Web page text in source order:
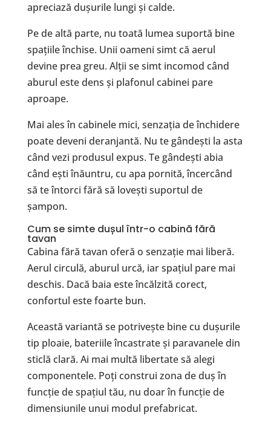
apreciază dușurile lungi și calde.
Pe de altă parte, nu toată lumea suportă bine
spațiile închise. Unii oameni simt că aerul
devine prea greu. Alții se simt incomod când
aburul este dens și plafonul cabinei pare
aproape.
Mai ales în cabinele mici, senzația de închidere
poate deveni deranjantă. Nu te gândești la asta
când vezi produsul expus. Te gândești abia
când ești înăuntru, cu apa pornită, încercând
să te întorci fără să lovești suportul de
șampon.
Cum se simte dușul într-o cabină fără
tavan
Cabina fără tavan oferă o senzație mai liberă.
Aerul circulă, aburul urcă, iar spațiul pare mai
deschis. Dacă baia este încălzită corect,
confortul este foarte bun.
Această variantă se potrivește bine cu dușurile
tip ploaie, bateriile încastrate și paravanele din
sticlă clară. Ai mai multă libertate să alegi
componentele. Poți construi zona de duș în
funcție de spațiul tău, nu doar în funcție de
dimensiunile unui modul prefabricat.